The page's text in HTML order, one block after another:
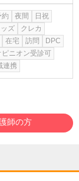
約 夜間
日祝
ズ
クレカ
在宅 訪問
DPC
ピニオン受診可
連携
師の方